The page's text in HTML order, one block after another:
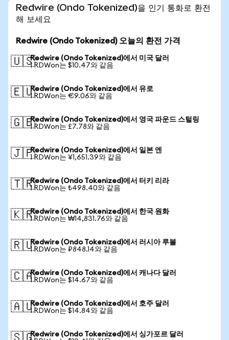
Redwire (Ondo Tokenized)을 인기 통화로 환전
해 보세요
Redwire (Ondo Tokenized) 오늘의 환전 가격
🇺🇸Redwire (Ondo Tokenized)에서 미국 달러
1 RDWon는 $10.47와 같음
🇪🇺Redwire (Ondo Tokenized)에서 유로
1 RDWon는 €9.06와 같음
🇬🇧Redwire (Ondo Tokenized)에서 영국 파운드 스털링
1 RDWon는 £7.78와 같음
🇯🇵Redwire (Ondo Tokenized)에서 일본 엔
1 RDWon는 ¥1,651.39와 같음
🇹🇷Redwire (Ondo Tokenized)에서 터키 리라
1 RDWon는 ₺498.40와 같음
🇰🇷Redwire (Ondo Tokenized)에서 한국 원화
1 RDWon는 ₩14,831.76와 같음
🇷🇺Redwire (Ondo Tokenized)에서 러시아 루블
1 RDWon는 ₽848.14와 같음
🇨🇦Redwire (Ondo Tokenized)에서 캐나다 달러
1 RDWon는 $14.67와 같음
🇦🇺Redwire (Ondo Tokenized)에서 호주 달러
1 RDWon는 $14.84와 같음
Redwire (Ondo Tokenized)에서 싱가포르 달러